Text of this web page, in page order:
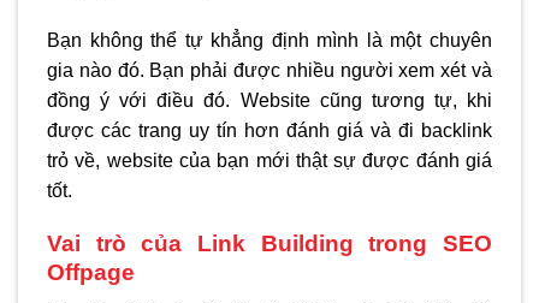
Bạn không thể tự khẳng định mình là một chuyên
gia nào đó. Bạn phải được nhiều người xem xét và
đồng ý với điều đó. Website cũng tương tự, khi
được các trang uy tín hơn đánh giá và đi backlink
trỏ về, website của bạn mới thật sự được đánh giá
tốt.
Vai trò của Link Building trong SEO
Offpage